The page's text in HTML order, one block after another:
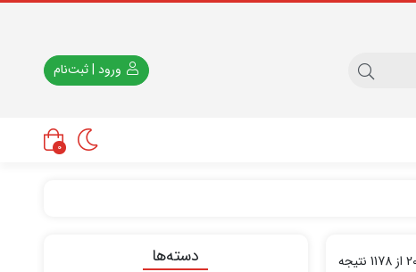
ورود | ثبت‌نام
0
دسته‌ها